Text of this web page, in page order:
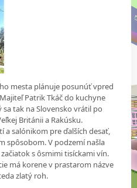
mesta plánuje posunúť vpred
Patrik Tkáč do kuchyne
tak na Slovensko vrátil po
Británii a Rakúsku.
a salónikom pre ďalších desať,
spôsobom. V podzemí našla
s ôsmimi tisíckami vín.
má korene v prastarom názve
zlatý roh.